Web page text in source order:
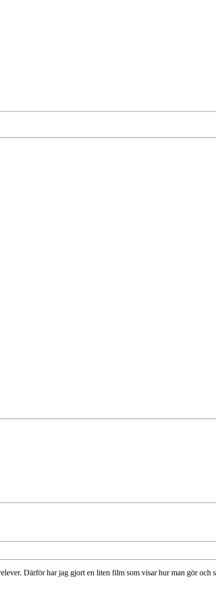
Därför har jag gjort en liten film som visar hur man gör och